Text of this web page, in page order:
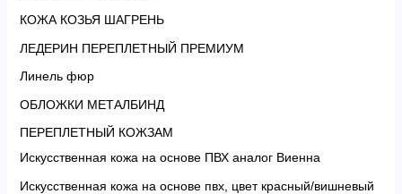
КОЖА КОЗЬЯ ШАГРЕНЬ
ЛЕДЕРИН ПЕРЕПЛЕТНЫЙ ПРЕМИУМ
Линель фюр
ОБЛОЖКИ МЕТАЛБИНД
ПЕРЕПЛЕТНЫЙ КОЖЗАМ
Искусственная кожа на основе ПВХ аналог Виенна
Искусственная кожа на основе пвх, цвет красный/вишневый